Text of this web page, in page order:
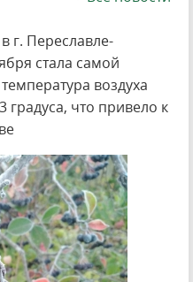
г. Переславле-
стала самой
воздуха
градуса, что привело к